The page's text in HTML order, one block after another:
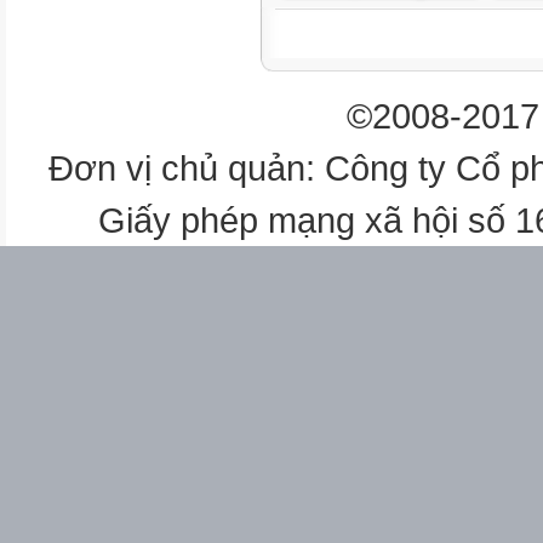
thẳng hàng).
Tổ chức:
Tiết 28
©2008-
Đơn vị chủ quản: Công ty Cổ
Giấy phép mạng xã hội số